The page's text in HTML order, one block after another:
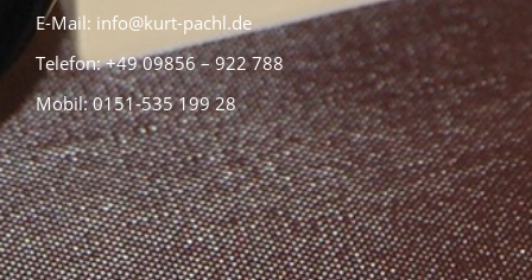
E-Mail: info@kurt-pachl.de
Telefon: +49 09856 – 922 788
Mobil: 0151-535 199 28